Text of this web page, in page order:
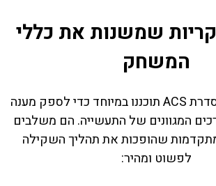
שמשנות את כללי
המשחק
מאזני הביקורת מסדרת ACS תוכננו במיוחד כדי לספק מענה
המגוונים של התעשייה. הם משלבים
שהופכות את תהליך השקילה
לפשוט ומהיר: